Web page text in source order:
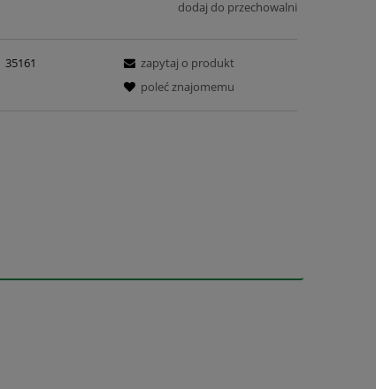
dodaj do przechowalni
35161
zapytaj o produkt
poleć znajomemu